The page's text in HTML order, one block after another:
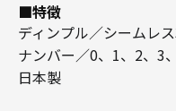
■特徴
ディンプル／シームレ
ナンバー／0、1、2、3
日本製